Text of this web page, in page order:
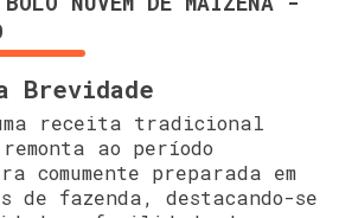
Brevidade
receita tradicional
ao período
preparada em
de fazenda, destacando-se